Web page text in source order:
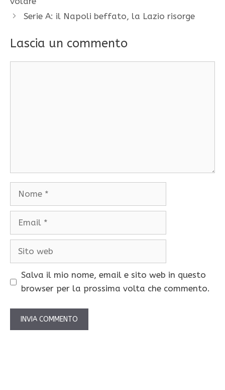
Serie A: il Napoli beffato, la Lazio risorge
Lascia un commento
Nome
Email
Sito
Salva il mio nome, email e sito web in questo
browser per la prossima volta che commento.